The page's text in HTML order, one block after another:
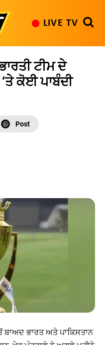
LIVE TV
ਟੀਮ ਦੇ
ਕੋਈ ਪਾਬੰਦੀ
ਬਾਅਦ ਭਾਰਤ ਅਤੇ ਪਾਕਿਸਤਾਨ